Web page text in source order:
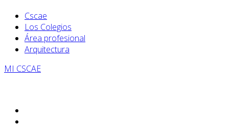
Cscae
Los Colegios
Área profesional
Arquitectura
MI CSCAE